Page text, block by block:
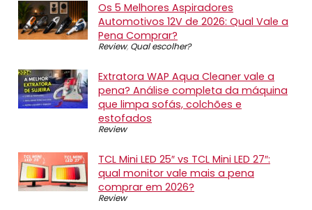
Os 5 Melhores Aspiradores
Automotivos 12V de 2026: Qual Vale a
Pena Comprar?
Review, Qual escolher?
Extratora WAP Aqua Cleaner vale a
pena? Análise completa da máquina
que limpa sofás, colchões e
estofados
Review
TCL Mini LED 25″ vs TCL Mini LED 27″:
qual monitor vale mais a pena
comprar em 2026?
Review